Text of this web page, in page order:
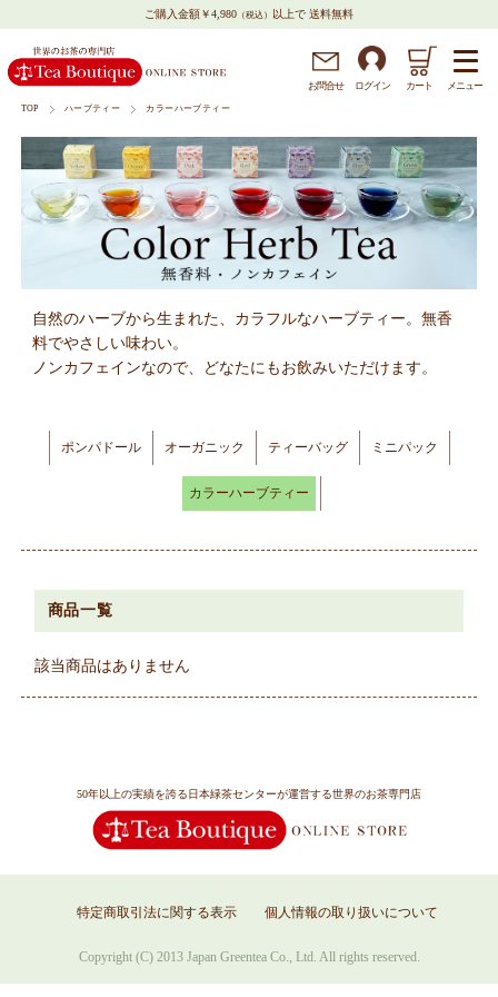
ご購入金額￥4,980 （税込） 以上で 送料無料
お問合せ ログイン カート メニュー
TOP ハーブティー カラーハーブティー
自然のハーブから生まれた、カラフルなハーブティー。無香
料でやさしい味わい。
ノンカフェインなので、どなたにもお飲みいただけます。
ポンパドール オーガニック ティーバッグ ミニパック
カラーハーブティー
商品一覧
該当商品はありません
50年以上の実績を誇る日本緑茶センターが運営する世界のお茶専門店
特定商取引法に関する表示 個人情報の取り扱いについて
Copyright (C) 2013 Japan Greentea Co., Ltd. All rights reserved.